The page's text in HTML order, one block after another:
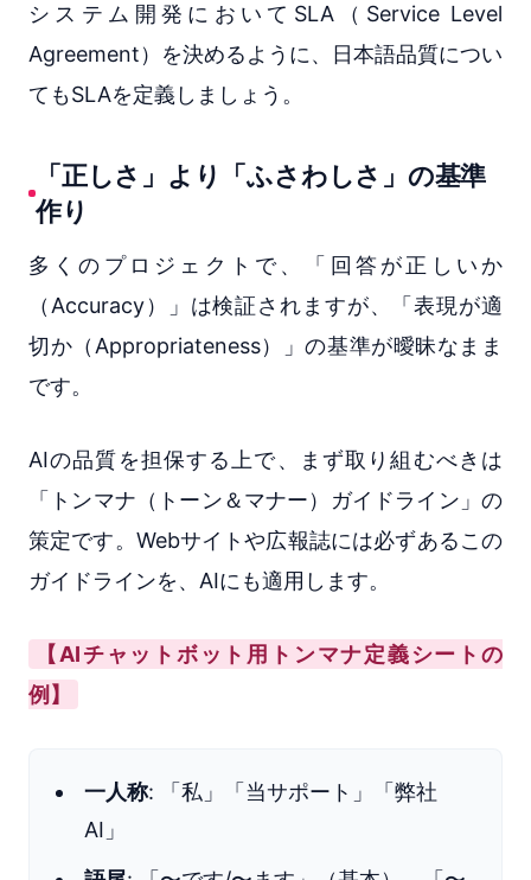
システム開発においてSLA（Service Level
Agreement）を決めるように、日本語品質につい
てもSLAを定義しましょう。
「正しさ」より「ふさわしさ」の基準
作り
多くのプロジェクトで、「回答が正しいか
（Accuracy）」は検証されますが、「表現が適
切か（Appropriateness）」の基準が曖昧なまま
です。
AIの品質を担保する上で、まず取り組むべきは
「トンマナ（トーン＆マナー）ガイドライン」の
策定です。Webサイトや広報誌には必ずあるこの
ガイドラインを、AIにも適用します。
【AIチャットボット用トンマナ定義シートの
例】
一人称: 「私」「当サポート」「弊社
AI」